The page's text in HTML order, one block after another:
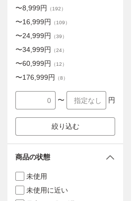
〜8,999円 （192）
〜16,999円 （109）
〜24,999円 （39）
〜34,999円 （24）
〜60,999円 （12）
〜176,999円 （8）
〜 円
絞り込む
商品の状態
未使用
未使用に近い